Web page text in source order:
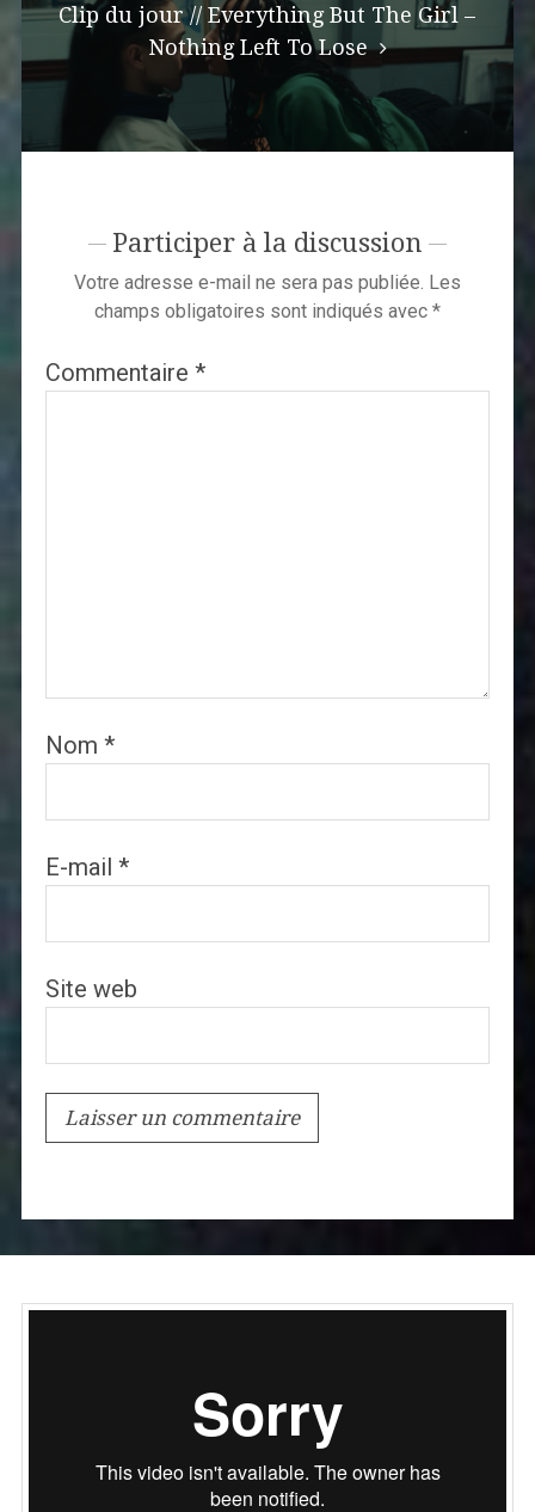
Clip du jour // Everything But The Girl –
Nothing Left To Lose
Participer à la discussion
Votre adresse e-mail ne sera pas publiée. Les
champs obligatoires sont indiqués avec *
Commentaire *
Nom *
E-mail *
Site web